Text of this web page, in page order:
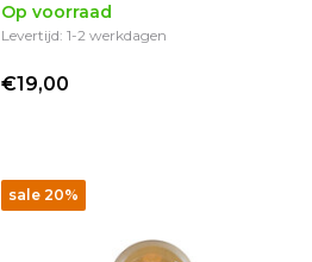
Op voorraad
Levertijd: 1-2 werkdagen
€19,00
sale 20%